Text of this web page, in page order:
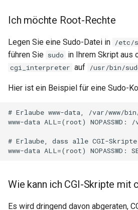
Ich möchte Root-Rechte
Legen Sie eine Sudo-Datei in /etc/
führen Sie sudo in Ihrem Skript aus
cgi_interpreter auf /usr/bin/
Hier ist ein Beispiel für eine Sudo-
# Erlaube www-data, /var/www/
www-data ALL=(root)
# Erlaube, dass alle CGI-
Wie kann ich CGI-Skripte mit
Es wird dringend davon abgeraten,